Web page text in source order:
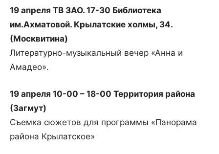
19 апреля ТВ ЗАО. 17-30 Библиотека
им.Ахматовой. Крылатские холмы, 34.
(Москвитина)
Литературно-музыкальный вечер «Анна и
Амадео».
19 апреля 10-00 – 18-00 Территория района
(Загмут)
Съемка сюжетов для программы «Панорама
района Крылатское»